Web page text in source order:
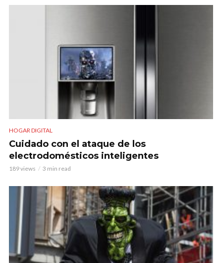
HOGAR DIGITAL
Cuidado con el ataque de los
electrodomésticos inteligentes
189 views 3 min read